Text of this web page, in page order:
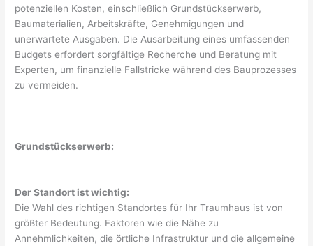
potenziellen Kosten, einschließlich Grundstückserwerb,
Baumaterialien, Arbeitskräfte, Genehmigungen und
unerwartete Ausgaben. Die Ausarbeitung eines umfassenden
Budgets erfordert sorgfältige Recherche und Beratung mit
Experten, um finanzielle Fallstricke während des Bauprozesses
zu vermeiden.
Grundstückserwerb:
Der Standort ist wichtig:
Die Wahl des richtigen Standortes für Ihr Traumhaus ist von
größter Bedeutung. Faktoren wie die Nähe zu
Annehmlichkeiten, die örtliche Infrastruktur und die allgemeine